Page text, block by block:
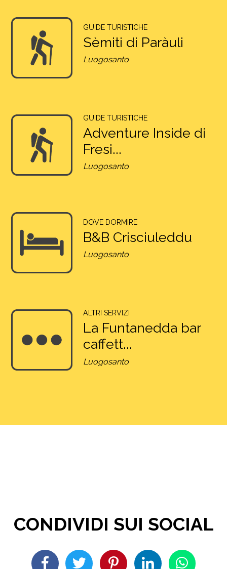
GUIDE TURISTICHE
Sèmiti di Paràuli
Luogosanto
GUIDE TURISTICHE
Adventure Inside di
Fresi...
Luogosanto
DOVE DORMIRE
B&B Crisciuleddu
Luogosanto
ALTRI SERVIZI
La Funtanedda bar
caffett...
Luogosanto
CONDIVIDI SUI SOCIAL